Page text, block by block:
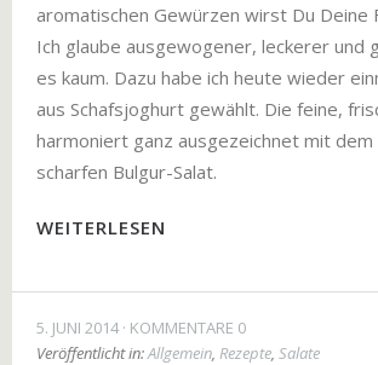
aromatischen Gewürzen wirst Du Deine
Ich glaube ausgewogener, leckerer und
es kaum. Dazu habe ich heute wieder
aus Schafsjoghurt gewählt. Die feine,
harmoniert ganz ausgezeichnet mit
scharfen Bulgur-Salat.
WEITERLESEN
5. JUNI 2014 KOMMENTARE 0
Veröffentlicht in:Allgemein, Rezepte, Salate